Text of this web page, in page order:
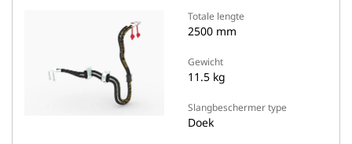
Totale lengte
2500 mm
Gewicht
11.5 kg
Slangbeschermer type
Doek